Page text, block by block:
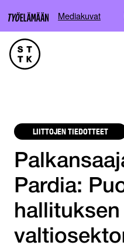
Mediakuvat
LIITTOJEN TIEDOTTEET
Pardia: